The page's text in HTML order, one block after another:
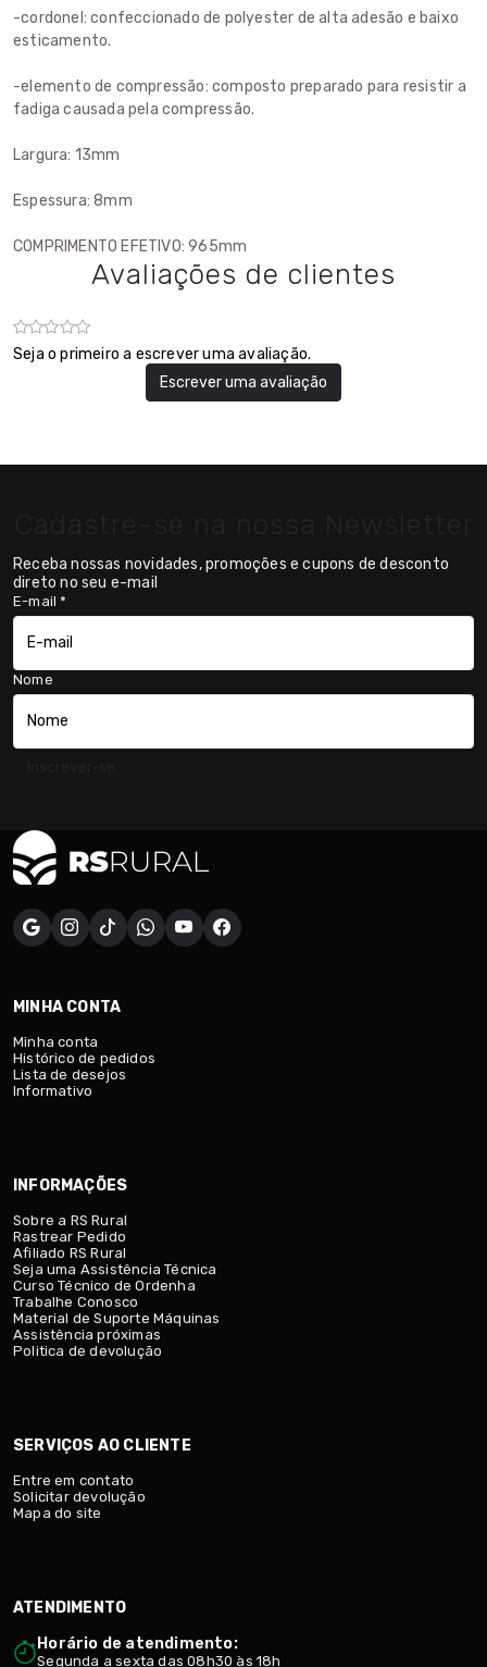
-cordonel: confeccionado de polyester de alta adesão e baixo
esticamento.
-elemento de compressão: composto preparado para resistir a
fadiga causada pela compressão.
Largura: 13mm
Espessura: 8mm
COMPRIMENTO EFETIVO: 965mm
Avaliações de clientes
Seja o primeiro a escrever uma avaliação.
Escrever uma avaliação
Cadastre-se na nossa Newsletter
Receba nossas novidades, promoções e cupons de desconto
direto no seu e-mail
E-mail*
Nome
MINHA CONTA
Minha conta
Histórico de pedidos
Lista de desejos
Informativo
INFORMAÇÕES
Sobre a RS Rural
Rastrear Pedido
Afiliado RS Rural
Seja uma Assistência Técnica
Curso Técnico de Ordenha
Trabalhe Conosco
Material de Suporte Máquinas
Assistência próximas
Politica de devolução
SERVIÇOS AO CLIENTE
Entre em contato
Solicitar devolução
Mapa do site
ATENDIMENTO
Horário de atendimento:
Segunda a sexta das 08h30 às 18h